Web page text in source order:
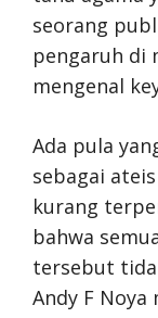
seorang
pengaruh di
mengenal
Ada pula
sebagai
kurang
bahwa
tersebut
Andy F